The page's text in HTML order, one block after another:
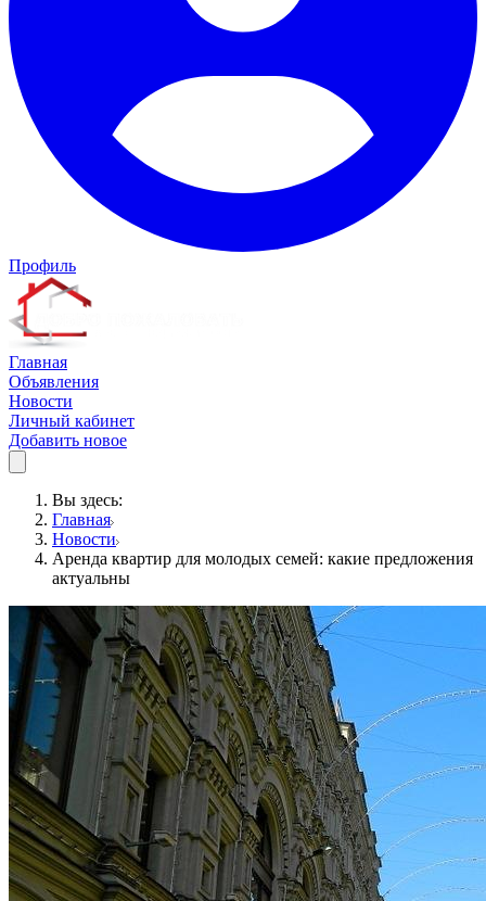
Профиль
Главная
Объявления
Новости
Личный кабинет
Добавить новое
Вы здесь:
Главная
Новости
Аренда квартир для молодых семей: какие предложения
актуальны